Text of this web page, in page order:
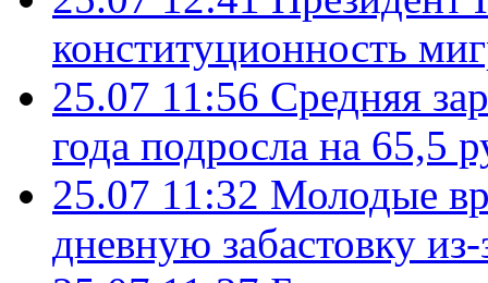
конституционность
25.07 11:56 Средняя
года подросла на 65,5
25.07 11:32 Молодые
дневную забастовку